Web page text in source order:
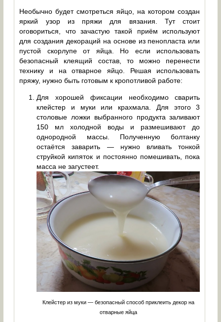
Необычно будет смотреться яйцо, на котором создан
яркий узор из пряжи для вязания. Тут стоит
оговориться, что зачастую такой приём используют
для создания декораций на основе из пенопласта или
пустой скорлупе от яйца. Но если использовать
безопасный клеящий состав, то можно перенести
технику и на отварное яйцо. Решая использовать
пряжу, нужно быть готовым к кропотливой работе:
Для хорошей фиксации необходимо сварить
клейстер и муки или крахмала. Для этого 3
столовые ложки выбранного продукта заливают
150 мл холодной воды и размешивают до
однородной массы. Полученную болтанку
остаётся заварить — нужно вливать тонкой
струйкой кипяток и постоянно помешивать, пока
масса не загустеет.
Клейстер из муки — безопасный способ приклеить декор на
отварные яйца